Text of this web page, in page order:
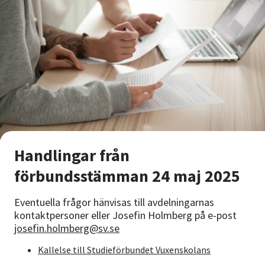
Handlingar från
förbundsstämman 24 maj 2025
Eventuella frågor hänvisas till avdelningarnas
kontaktpersoner eller Josefin Holmberg på e-post
josefin.holmberg@sv.se
Kallelse till Studieförbundet Vuxenskolans